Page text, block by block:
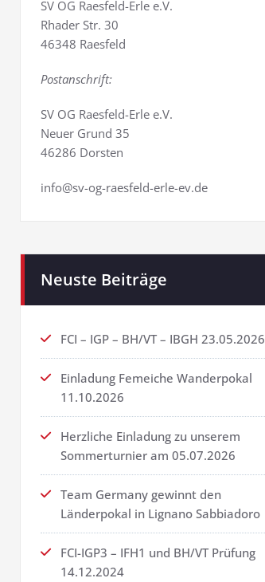
SV OG Raesfeld-Erle e.V.
Rhader Str. 30
46348 Raesfeld
Postanschrift:
SV OG Raesfeld-Erle e.V.
Neuer Grund 35
46286 Dorsten
info@sv-og-raesfeld-erle-ev.de
Neuste Beiträge
FCI – IGP – BH/VT – IBGH 23.05.2026
Einladung Femeiche Wanderpokal
11.10.2026
Herzliche Einladung zu unserem
Sommerturnier am 05.07.2026
Team Germany gewinnt den
Länderpokal in Lignano Sabbiadoro
FCI-IGP3 – IFH1 und BH/VT Prüfung
14.12.2024